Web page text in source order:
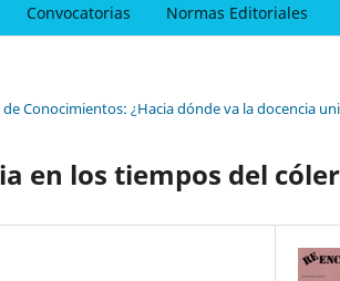
Convocatorias Normas Editoriales
Conocimientos: ¿Hacia dónde va la docencia
en los tiempos del